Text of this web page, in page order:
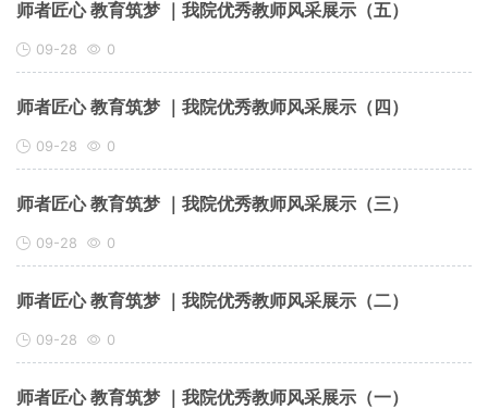
师者匠心 教育筑梦 ｜我院优秀教师风采展示（五）
09-28 0
师者匠心 教育筑梦 ｜我院优秀教师风采展示（四）
09-28 0
师者匠心 教育筑梦 ｜我院优秀教师风采展示（三）
09-28 0
师者匠心 教育筑梦 ｜我院优秀教师风采展示（二）
09-28 0
师者匠心 教育筑梦 ｜我院优秀教师风采展示（一）